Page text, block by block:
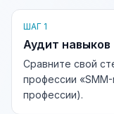
ШАГ 1
Аудит навыков
Сравните свой
профессии
профессии).